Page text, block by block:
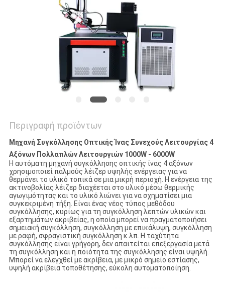
Περιγραφή προϊόντων
Μηχανή Συγκόλλησης Οπτικής Ίνας Συνεχούς Λειτουργίας 4
Αξόνων Πολλαπλών Λειτουργιών 1000W - 6000W
Η αυτόματη μηχανή συγκόλλησης οπτικής ίνας 4 αξόνων
χρησιμοποιεί παλμούς λέιζερ υψηλής ενέργειας για να
θερμάνει το υλικό τοπικά σε μια μικρή περιοχή. Η ενέργεια της
ακτινοβολίας λέιζερ διαχέεται στο υλικό μέσω θερμικής
αγωγιμότητας και το υλικό λιώνει για να σχηματίσει μια
συγκεκριμένη τήξη. Είναι ένας νέος τύπος μεθόδου
συγκόλλησης, κυρίως για τη συγκόλληση λεπτών υλικών και
εξαρτημάτων ακριβείας, η οποία μπορεί να πραγματοποιήσει
σημειακή συγκόλληση, συγκόλληση με επικάλυψη, συγκόλληση
με ραφή, σφραγιστική συγκόλληση κ.λπ. Η ταχύτητα
συγκόλλησης είναι γρήγορη, δεν απαιτείται επεξεργασία μετά
τη συγκόλληση και η ποιότητα της συγκόλλησης είναι υψηλή.
Μπορεί να ελεγχθεί με ακρίβεια, με μικρό σημείο εστίασης,
υψηλή ακρίβεια τοποθέτησης, εύκολη αυτοματοποίηση.